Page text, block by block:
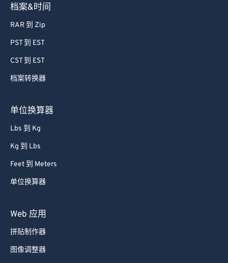
档案&时间
RAR 到 Zip
PST 到 EST
CST 到 EST
档案转换器
单位换算器
Lbs 到 Kg
Kg 到 Lbs
Feet 到 Meters
单位换算器
Web 应用
拼贴制作器
图像调整器